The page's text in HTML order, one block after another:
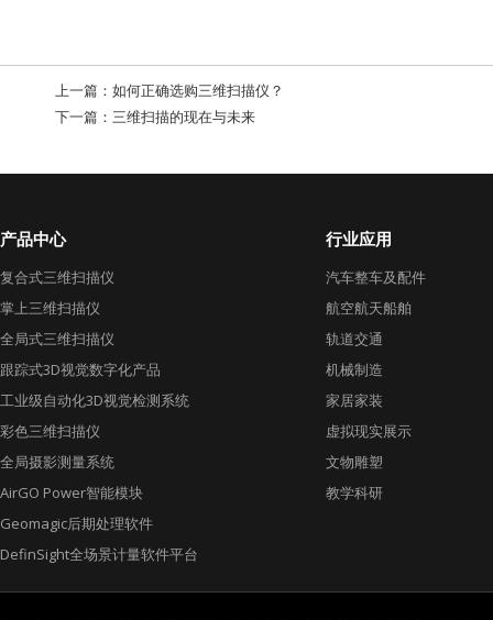
上一篇： 如何正确选购三维扫描仪？
下一篇： 三维扫描的现在与未来
产品中心
复合式三维扫描仪
掌上三维扫描仪
全局式三维扫描仪
跟踪式3D视觉数字化产品
工业级自动化3D视觉检测系统
彩色三维扫描仪
全局摄影测量系统
AirGO Power智能模块
Geomagic后期处理软件
DefinSight全场景计量软件平台
行业应用
汽车整车及配件
航空航天船舶
轨道交通
机械制造
家居家装
虚拟现实展示
文物雕塑
教学科研